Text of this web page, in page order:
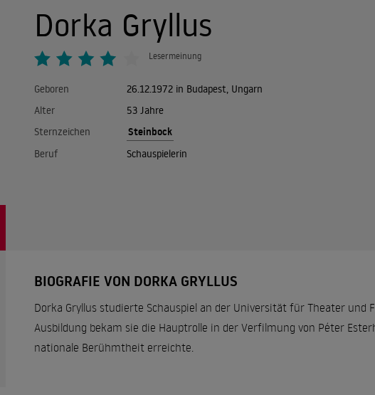
Dorka Gryllus
Lesermeinung
Geboren
26.12.1972 in Budapest, Ungarn
Alter
53 Jahre
Sternzeichen
Steinbock
Beruf Schauspielerin
BIOGRAFIE VON DORKA GRYLLUS
Dorka Gryllus studierte Schauspiel an der Universität für Theater und
Ausbildung bekam sie die Hauptrolle in der Verfilmung von Péter
nationale Berühmtheit erreichte.